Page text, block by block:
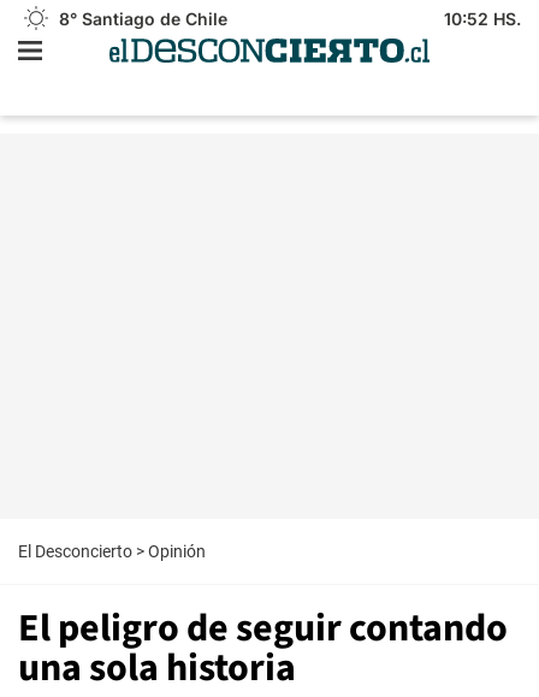
8° Santiago de Chile 10:52 HS.
El Desconcierto >Opinión
El peligro de seguir contando
una sola historia